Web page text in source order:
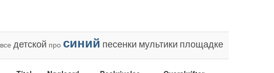
все детской про синий песенки мультики площадке